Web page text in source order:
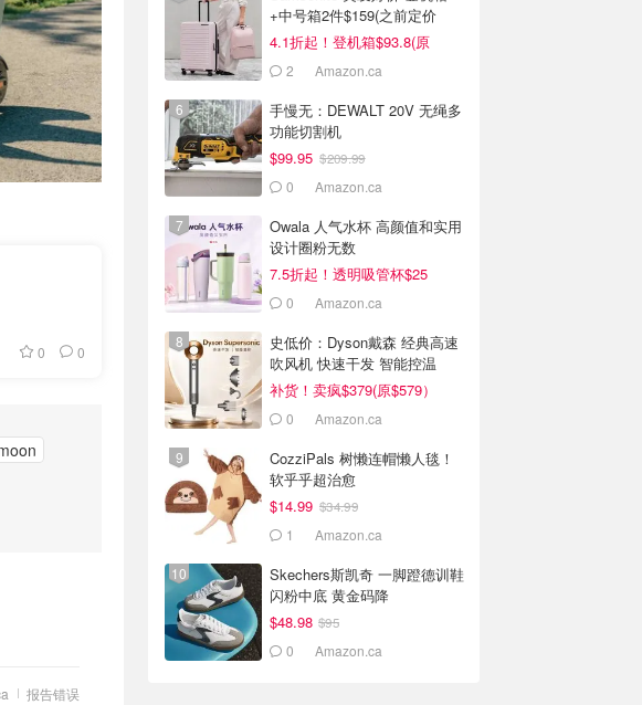
0 0
报告错误
+中号箱2件$159(之前定价
$434)
4.1折起！登机箱$93.8(原
$134)
2 Amazon.ca
手慢无：DEWALT 20V 无绳多
功能切割机
$99.95 $209.99
0 Amazon.ca
Owala 人气水杯 高颜值和实用
设计圈粉无数
7.5折起！透明吸管杯$25
0 Amazon.ca
史低价：Dyson戴森 经典高速
吹风机 快速干发 智能控温
补货！卖疯$379(原$579）
0 Amazon.ca
CozziPals 树懒连帽懒人毯！
软乎乎超治愈
$14.99 $34.99
1 Amazon.ca
Skechers斯凯奇 一脚蹬德训鞋
闪粉中底 黄金码降
$48.98 $95
0 Amazon.ca